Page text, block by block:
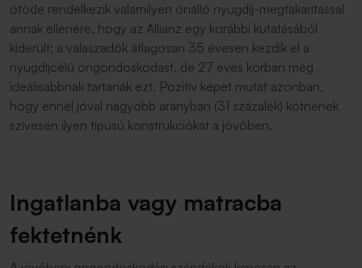
ötöde rendelkezik valamilyen önálló nyugdíj-megtakarítással
annak ellenére, hogy az Allianz egy korábbi kutatásából
kiderült: a válaszadók átlagosan 35 évesen kezdik el a
nyugdíjcélú öngondoskodást, de 27 éves korban még
ideálisabbnak tartanák ezt. Pozitív képet mutat azonban,
hogy ennél jóval nagyobb arányban (31 százalék) kötnének
szívesen ilyen típusú konstrukciókat a jövőben.
Ingatlanba vagy matracba
fektetnénk